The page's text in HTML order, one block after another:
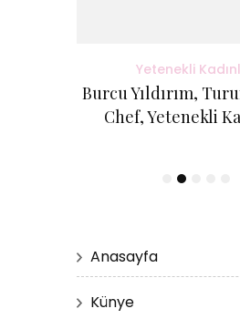
Yetenekli
Burcu Yıldırım,
Chef, Yetenekli
Anasayfa
Künye